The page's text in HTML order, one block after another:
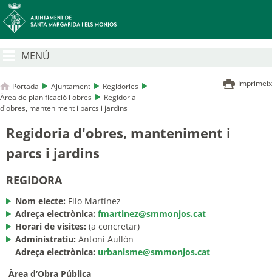
MENÚ
Portada Ajuntament
Regidories
Àrea de planificació i obres
Regidoria
d'obres, manteniment i parcs i jardins
Imprimeix
Regidoria d'obres, manteniment i
parcs i jardins
REGIDORA
Nom electe: Filo Martínez
Adreça electrònica: fmartinez@smmonjos.cat
Horari de visites: (a concretar)
Administratiu: Antoni Aullón
Adreça electrònica: urbanisme@smmonjos.cat
Àrea d’Obra Pública